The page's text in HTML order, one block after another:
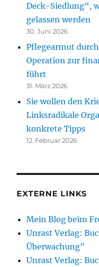
Deck-Siedlung“,
gelassen werden
30. Juni 2026
Pflegearmut
Operation zur
führt
31. März 2026
Sie wollen den
Linksradikale
konkrete Tipps
12. Februar 2026
EXTERNE LINKS
Mein Blog beim
Unrast Verlag:
Überwachung"
Unrast Verlag: